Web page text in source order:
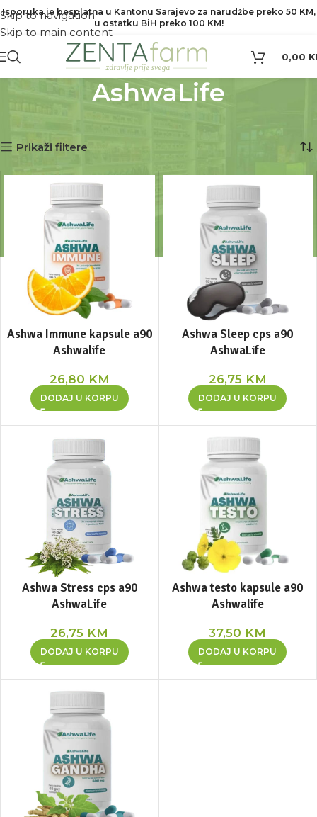
Skip to navigation
Skip to main content
Isporuka je besplatna u Kantonu Sarajevo za narudžbe preko 50 KM,
u ostatku BiH preko 100 KM!
0,00
AshwaLife
Prikaži filtere
Ashwa Immune kapsule a90
Ashwalife
26,80 KM
DODAJ U KORPU
Ashwa Sleep cps a90
AshwaLife
26,75 KM
DODAJ U KORPU
Ashwa Stress cps a90
AshwaLife
26,75 KM
DODAJ U KORPU
Ashwa testo kapsule a90
Ashwalife
37,50 KM
DODAJ U KORPU